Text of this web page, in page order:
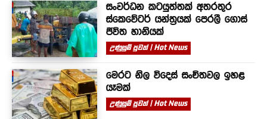
සංවර්ධන කටයුත්තක් අතරතුර
ස්කෙවේටර් යන්ත්‍රයක් පෙරලී ගොස්
ජීවිත හානියක්
උණුසුම් පුවත් | Hot News
මෙරට නිල විදෙස් සංචිතවල ඉහළ
යෑමක්
උණුසුම් පුවත් | Hot News